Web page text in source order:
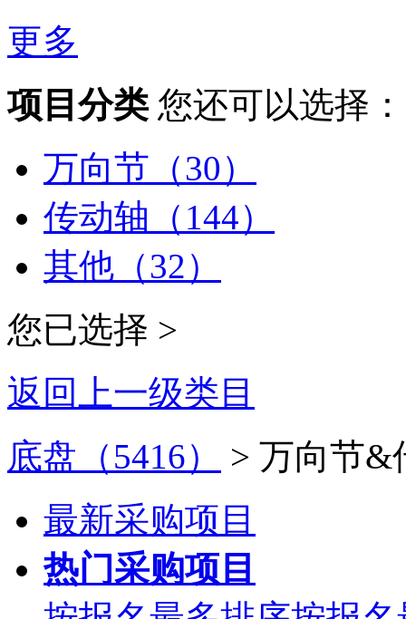
更多
项目分类 您还可以选择：
万向节（30）
传动轴（144）
其他（32）
您已选择 >
返回上一级类目
底盘（5416）
> 万向节&
最新采购项目
热门采购项目